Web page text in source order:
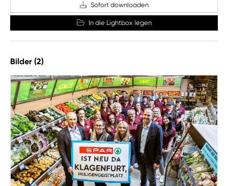
Sofort downloaden
In die Lightbox legen
Bilder (2)